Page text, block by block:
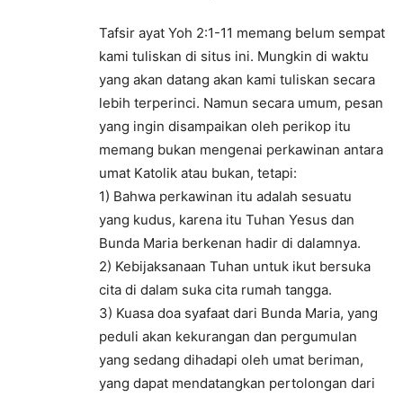
Tafsir ayat Yoh 2:1-11 memang belum sempat
kami tuliskan di situs ini. Mungkin di waktu
yang akan datang akan kami tuliskan secara
lebih terperinci. Namun secara umum, pesan
yang ingin disampaikan oleh perikop itu
memang bukan mengenai perkawinan antara
umat Katolik atau bukan, tetapi:
1) Bahwa perkawinan itu adalah sesuatu
yang kudus, karena itu Tuhan Yesus dan
Bunda Maria berkenan hadir di dalamnya.
2) Kebijaksanaan Tuhan untuk ikut bersuka
cita di dalam suka cita rumah tangga.
3) Kuasa doa syafaat dari Bunda Maria, yang
peduli akan kekurangan dan pergumulan
yang sedang dihadapi oleh umat beriman,
yang dapat mendatangkan pertolongan dari